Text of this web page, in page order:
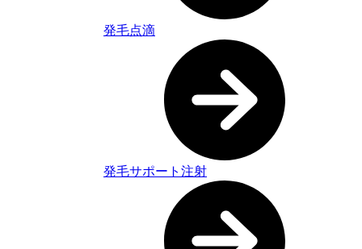
発毛点滴
発毛サポート注射